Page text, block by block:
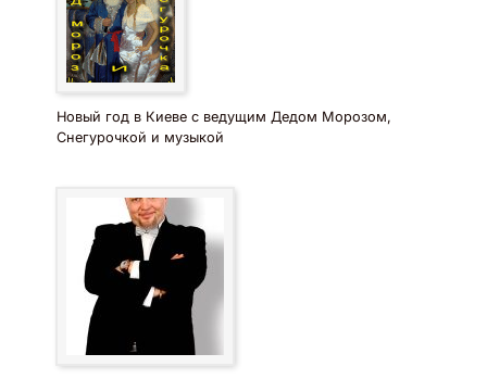
Новый год в Киеве с ведущим Дедом Морозом,
Снегурочкой и музыкой